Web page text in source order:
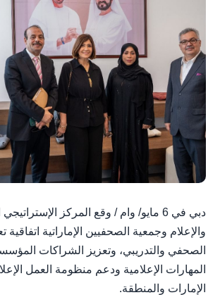
دبي في 6 مايو/ وام / وقع المركز
والإعلام وجمعية الصحفيين الإماراتية اتفاقية
الصحفي والتدريبي، وتعزيز الشراكات
المهارات الإعلامية ودعم منظومة العمل
الإمارات والمنطقة.